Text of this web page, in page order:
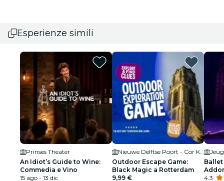
Esperienze simili
Prinses Theater
An Idiot’s Guide to Wine:
Commedia e Vino
15 ago - 13 dic
Outdoor Escape Game:
Black Magic a Rotterdam
9,99 €
Ballet
4.3